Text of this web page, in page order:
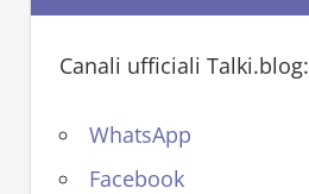
Canali ufficiali Talki.blog:
WhatsApp
Facebook